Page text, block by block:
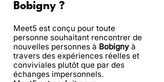
Bobigny ?
Meet5 est conçu pour toute
personne souhaitant rencontrer de
nouvelles personnes à Bobigny à
travers des expériences réelles et
conviviales plutôt que par des
échanges impersonnels.